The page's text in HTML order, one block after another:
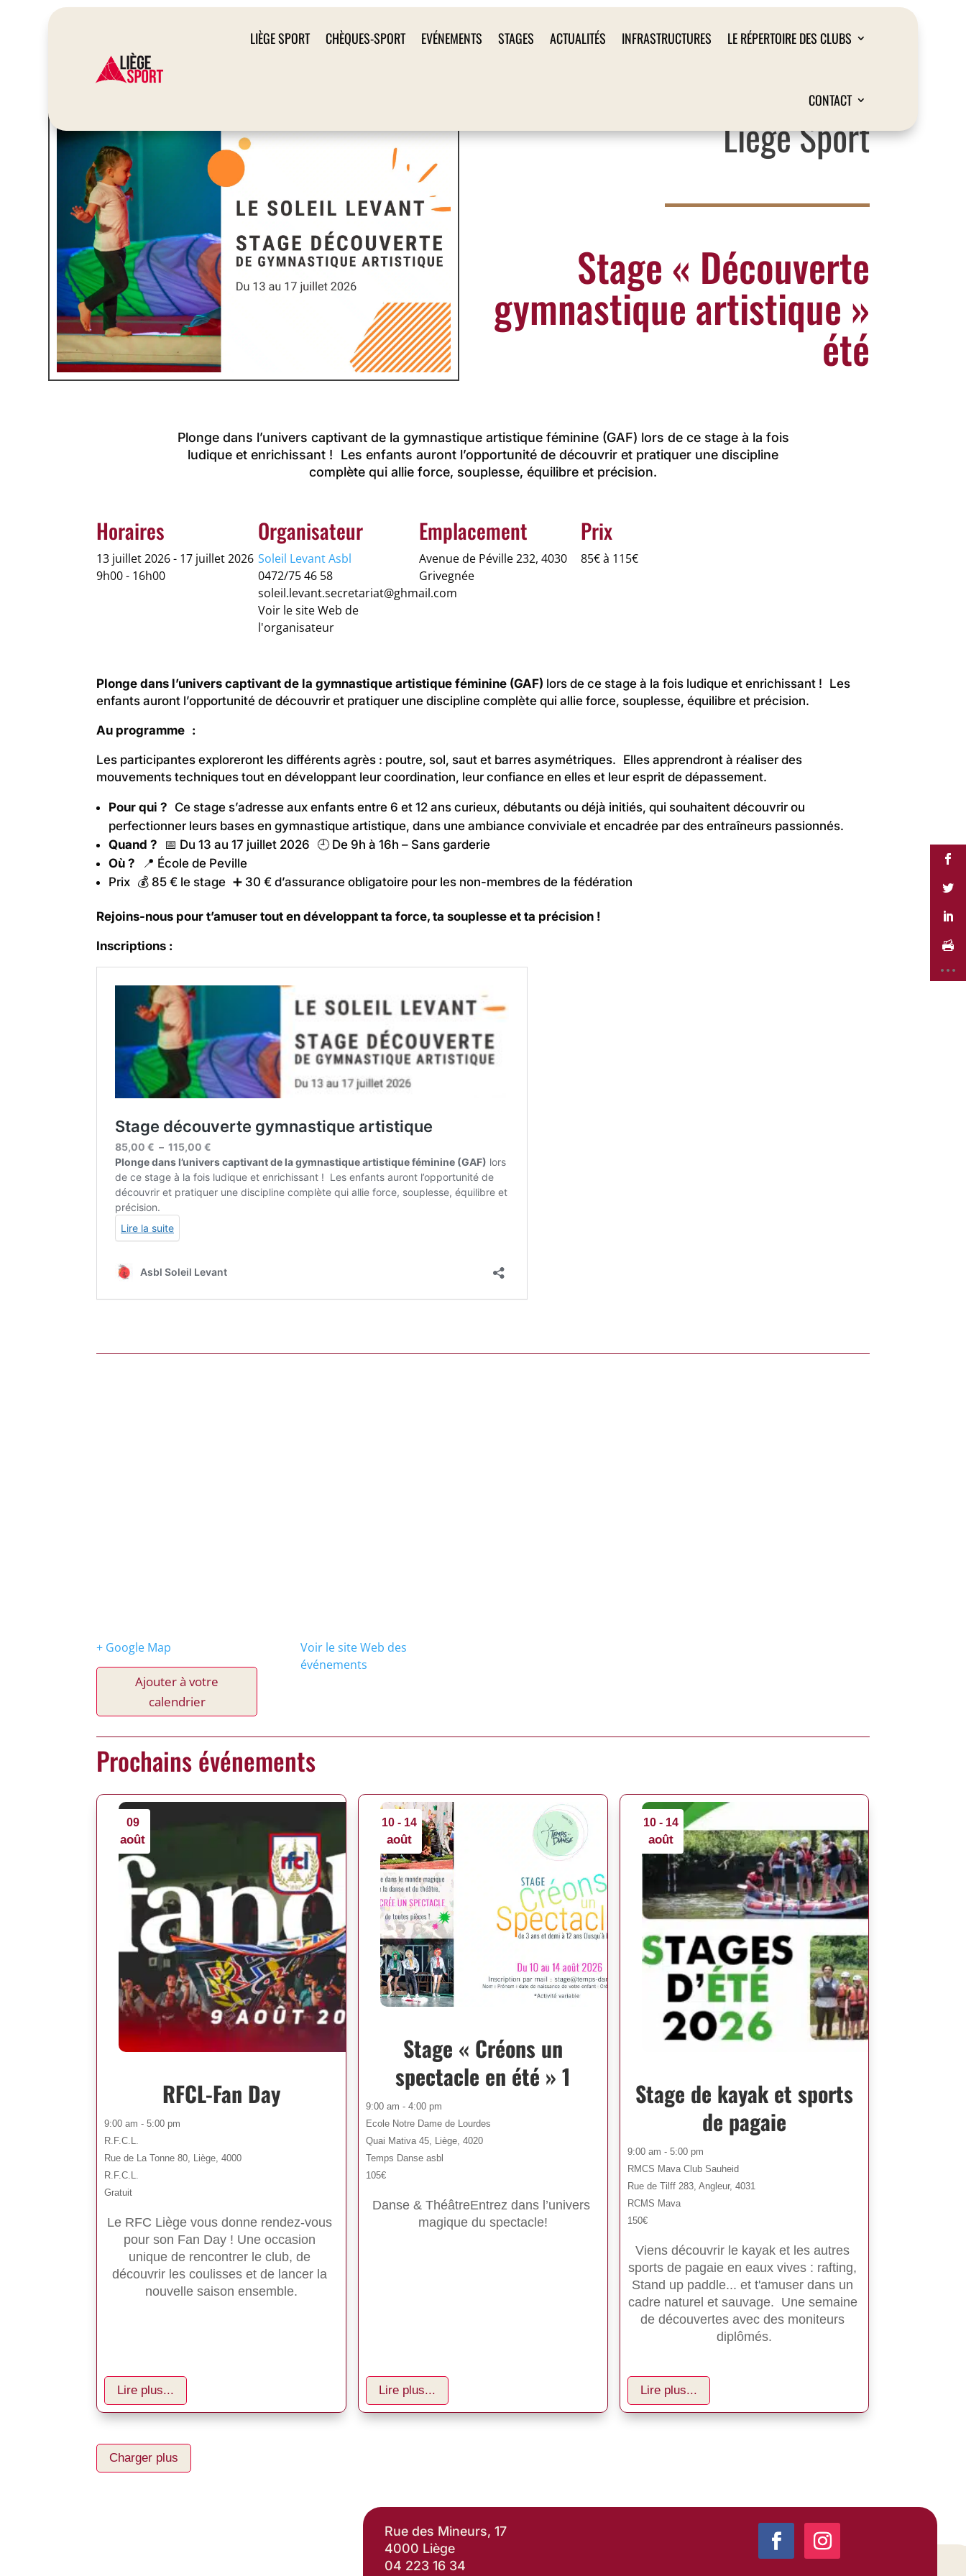
LIÈGE SPORT CHÈQUES-SPORT EVÉNEMENTS STAGES ACTUALITÉS INFRASTRUCTURES LE RÉPERTOIRE DES CLUBS
CONTACT
Liège Sport
Stage « Découverte
gymnastique artistique »
été
Plonge dans l’univers captivant de la gymnastique artistique féminine (GAF) lors de ce stage à la fois
ludique et enrichissant ! Les enfants auront l’opportunité de découvrir et pratiquer une discipline
complète qui allie force, souplesse, équilibre et précision.
Horaires
13 juillet 2026 - 17 juillet 2026
9h00 - 16h00
Organisateur
Soleil Levant Asbl
0472/75 46 58
soleil.levant.secretariat@ghmail.com
Voir le site Web de
l'organisateur
Emplacement
Avenue de Péville 232, 4030
Grivegnée
Prix
85€ à 115€
Plonge dans l’univers captivant de la gymnastique artistique féminine (GAF) lors de ce stage à la fois ludique et enrichissant ! Les
enfants auront l’opportunité de découvrir et pratiquer une discipline complète qui allie force, souplesse, équilibre et précision.
Au programme :
Les participantes exploreront les différents agrès : poutre, sol, saut et barres asymétriques. Elles apprendront à réaliser des
mouvements techniques tout en développant leur coordination, leur confiance en elles et leur esprit de dépassement.
Pour qui ? Ce stage s’adresse aux enfants entre 6 et 12 ans curieux, débutants ou déjà initiés, qui souhaitent découvrir ou
perfectionner leurs bases en gymnastique artistique, dans une ambiance conviviale et encadrée par des entraîneurs passionnés.
Quand ? 📅 Du 13 au 17 juillet 2026 🕘 De 9h à 16h – Sans garderie
Où ? 📍 École de Peville
Prix 💰 85 € le stage ➕ 30 € d’assurance obligatoire pour les non-membres de la fédération
Rejoins-nous pour t’amuser tout en développant ta force, ta souplesse et ta précision !
Inscriptions :
+ Google Map
Ajouter à votre
calendrier
Voir le site Web des
événements
Prochains événements
09
août
RFCL-Fan Day
9:00 am - 5:00 pm
R.F.C.L.
Rue de La Tonne 80, Liège, 4000
R.F.C.L.
Gratuit
Le RFC Liège vous donne rendez-vous
pour son Fan Day ! Une occasion
unique de rencontrer le club, de
découvrir les coulisses et de lancer la
nouvelle saison ensemble.
Lire plus...
10 - 14
août
Stage « Créons un
spectacle en été » 1
9:00 am - 4:00 pm
Ecole Notre Dame de Lourdes
Quai Mativa 45, Liège, 4020
Temps Danse asbl
105€
Danse & ThéâtreEntrez dans l’univers
magique du spectacle!
Lire plus...
10 - 14
août
Stage de kayak et sports
de pagaie
9:00 am - 5:00 pm
RMCS Mava Club Sauheid
Rue de Tilff 283, Angleur, 4031
RCMS Mava
150€
Viens découvrir le kayak et les autres
sports de pagaie en eaux vives : rafting,
Stand up paddle... et t'amuser dans un
cadre naturel et sauvage.  Une semaine
de découvertes avec des moniteurs
diplômés.
Lire plus...
Charger plus
Rue des Mineurs, 17
4000 Liège
04 223 16 34